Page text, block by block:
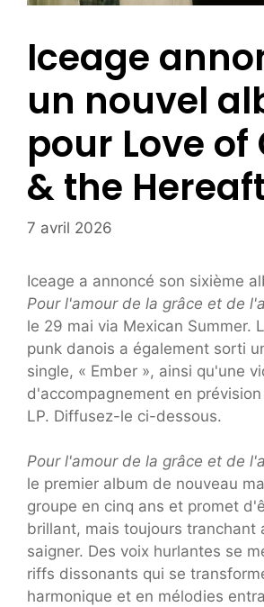
Iceage
un nouvel
pour Love of
& the
7 avril 2026
Iceage a annoncé son sixième
Pour l'amour de la grâce et de
le 29 mai via Mexican Summer.
punk danois a également sorti
single, « Ember », ainsi qu'une
d'accompagnement en
LP. Diffusez-le ci-dessous.
Pour l'amour de la grâce et de
le premier album de nouveau
groupe en cinq ans et promet
brillant, mais toujours tranchant
saigner. Des voix hurlantes se
riffs dissonants qui se
harmonique et en mélodies